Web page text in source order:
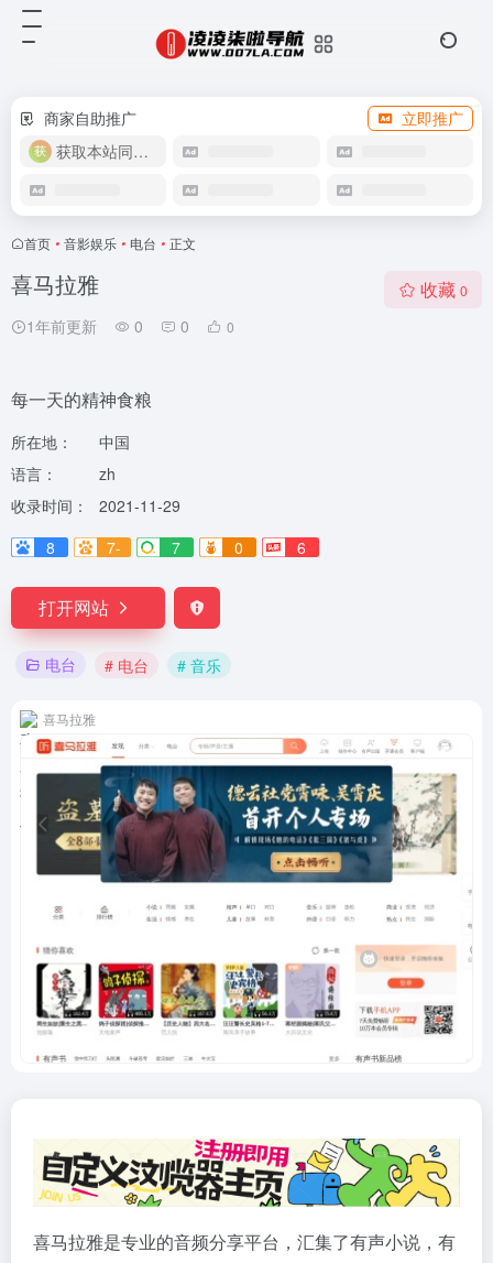
商家自助推广
立即推广
获取本站同款主题
首页 • 音影娱乐 • 电台 • 正文
喜马拉雅
1年前更新 0 0 0
收藏 0
每一天的精神食粮
所在地：
中国
语言：
zh
收录时间：
2021-11-29
8
7- 7 0 6
打开网站
电台 # 电台 # 音乐
喜马拉雅
喜马拉雅是专业的音频分享平台，汇集了有声小说，有